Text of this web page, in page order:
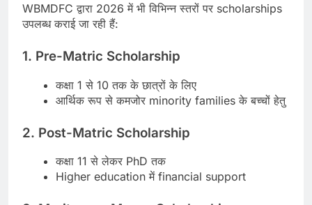
WBMDFC द्वारा 2026 में भी विभिन्न स्तरों पर scholarships
उपलब्ध कराई जा रही हैं:
1. Pre-Matric Scholarship
कक्षा 1 से 10 तक के छात्रों के लिए
आर्थिक रूप से कमजोर minority families के बच्चों हेतु
2. Post-Matric Scholarship
कक्षा 11 से लेकर PhD तक
Higher education में financial support